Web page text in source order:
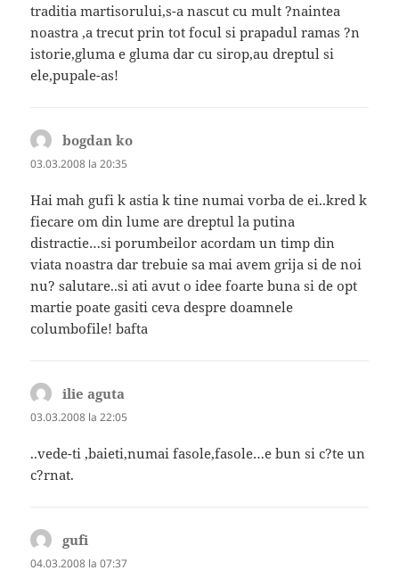
traditia martisorului,s-a nascut cu mult ?naintea
noastra ,a trecut prin tot focul si prapadul ramas ?n
istorie,gluma e gluma dar cu sirop,au dreptul si
ele,pupale-as!
bogdan ko
03.03.2008 la 20:35
Hai mah gufi k astia k tine numai vorba de ei..kred k
fiecare om din lume are dreptul la putina
distractie…si porumbeilor acordam un timp din
viata noastra dar trebuie sa mai avem grija si de noi
nu? salutare..si ati avut o idee foarte buna si de opt
martie poate gasiti ceva despre doamnele
columbofile! bafta
ilie aguta
03.03.2008 la 22:05
..vede-ti ,baieti,numai fasole,fasole…e bun si c?te un
c?rnat.
gufi
04.03.2008 la 07:37